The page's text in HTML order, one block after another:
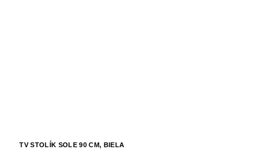
TV STOLÍK SOLE 90 CM, BIELA